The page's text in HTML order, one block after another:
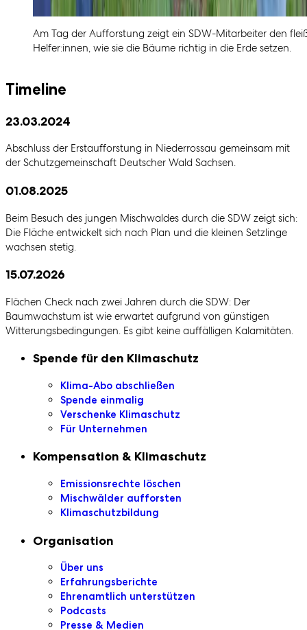
Am Tag der Aufforstung zeigt ein SDW-Mitarbeiter den
Helfer:innen, wie sie die Bäume richtig in die Erde setzen.
Timeline
23.03.2024
Abschluss der Erstaufforstung in Niederrossau gemeinsam mit
der Schutzgemeinschaft Deutscher Wald Sachsen.
01.08.2025
Beim Besuch des jungen Mischwaldes durch die SDW zeigt sich:
Die Fläche entwickelt sich nach Plan und die kleinen Setzlinge
wachsen stetig.
15.07.2026
Flächen Check nach zwei Jahren durch die SDW: Der
Baumwachstum ist wie erwartet aufgrund von günstigen
Witterungsbedingungen. Es gibt keine auffälligen Kalamitäten.
Sekundaire Navigation
Spende für den Klimaschutz
Klima-Abo abschließen
Spende einmalig
Verschenke Klimaschutz
Für Unternehmen
Kompensation & Klimaschutz
Emissionsrechte löschen
Mischwälder aufforsten
Klimaschutzbildung
Organisation
Über uns
Erfahrungsberichte
Ehrenamtlich unterstützen
Podcasts
Presse & Medien